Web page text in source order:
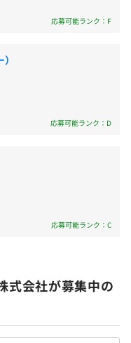
加入・雇用保険・労災
応募可能ランク：F
応募可能ランク：D
応募可能ランク：C
式会社が募集中の